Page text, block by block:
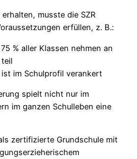
musste die SZR
erfüllen, z. B.:
% aller Klassen nehmen an
im Schulprofil verankert
spielt nicht nur im
im ganzen Schulleben eine
zertifizierte Grundschule mit